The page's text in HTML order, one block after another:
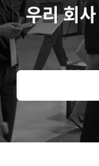
우리 회